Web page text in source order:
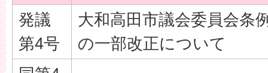
発議
第4号
大和高田市議会委員会条
の一部改正について